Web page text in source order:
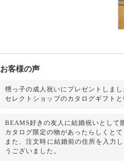
お客様の声
甥っ子の成人祝いにプレゼントしま
セレクトショップのカタログギフト
BEAMS好きの友人に結婚祝いとして
カタログ限定の物があったらしくとて
また、注文時に結婚前の住所を入力
うございました。